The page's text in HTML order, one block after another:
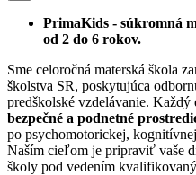
PrimaKids - súkromná
od 2 do 6 rokov.
Sme celoročná materská škola
školstva SR, poskytujúca
predškolské vzdelávanie. Každý
bezpečné a podnetné
po psychomotorickej,
Naším cieľom je pripraviť vaše
školy pod vedením